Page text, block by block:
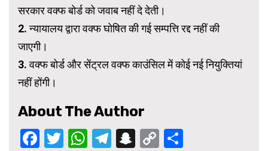
सरकार वक्फ बोर्ड को जवाब नहीं दे देती।
2. न्यायालय द्वारा वक्फ घोषित की गई सम्पत्ति रद्द नहीं की
जाएगी।
3. वक्फ बोर्ड और सेंट्रल वक्फ काउंसिल में कोई नई नियुक्तियां
नहीं होंगी।
About The Author
Facebook
Twitter
WhatsApp
Telegram
Snapchat
Copy